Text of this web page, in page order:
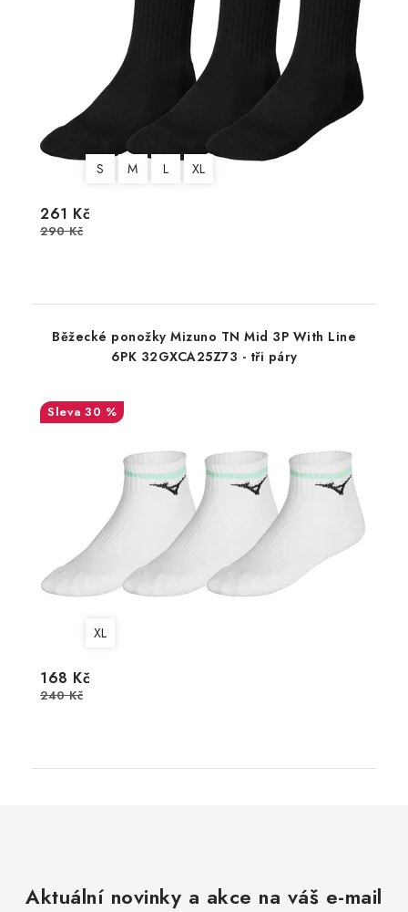
S M L XL
261 Kč
290 Kč
Běžecké ponožky Mizuno TN Mid 3P With Line
6PK 32GXCA25Z73 - tři páry
30 %
XL
168 Kč
240 Kč
Aktuální novinky a akce na váš e-mail